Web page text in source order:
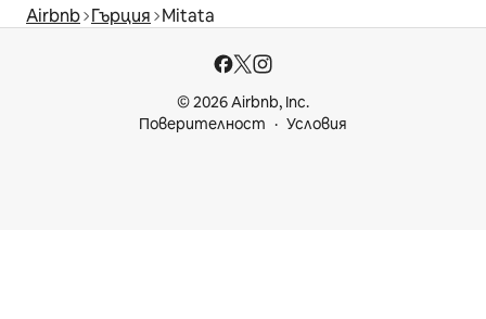
Airbnb Гърция Mitata
© 2026 Airbnb, Inc.
Поверителност
Условия